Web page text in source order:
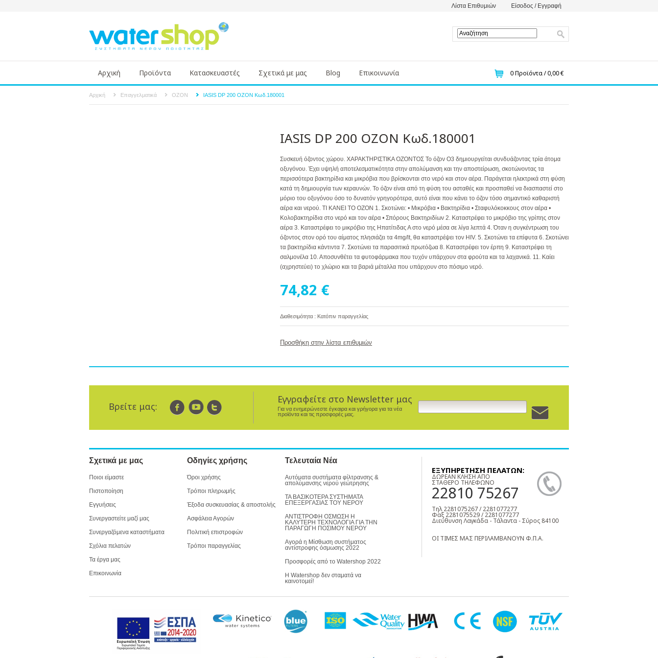
Λίστα Επιθυμιών Είσοδος / Εγγραφή
Αρχική Προϊόντα Κατασκευαστές Σχετικά με μας Blog Επικοινωνία 0Προϊόντα /0,00 €
Αρχική Επαγγελματικά ΟΖΟΝ IASIS DP 200 OZON Κωδ.180001
IASIS DP 200 OZON Κωδ.180001
Συσκευή όζοντος χώρου. ΧΑΡΑΚΤΗΡΙΣΤΙΚΑ ΟΖΟΝΤΟΣ Το όζον Ο3 δημιουργείται συνδυάζοντας τρία άτομα
οξυγόνου. Έχει υψηλή αποτελεσματικότητα στην απολύμανση και την αποστείρωση, σκοτώνοντας τα
περισσότερα βακτηρίδια και μικρόβια που βρίσκονται στο νερό και στον αέρα. Παράγεται ηλεκτρικά στη φύση
κατά τη δημιουργία των κεραυνών. Το όζον είναι από τη φύση του ασταθές και προσπαθεί να διασπαστεί στο
μόριο του οξυγόνου όσο το δυνατόν γρηγορότερα, αυτό είναι που κάνει το όζον τόσο σημαντικό καθαριστή
αέρα και νερού. ΤΙ ΚΑΝΕΙ ΤΟ ΟΖΟΝ 1. Σκοτώνει: • Μικρόβια • Βακτηρίδια • Σταφυλόκοκκους στον αέρα •
Κολοβακτηρίδια στο νερό και τον αέρα • Σπόρους Βακτηριδίων 2. Καταστρέφει το μικρόβιο της γρίπης στον
αέρα 3. Καταστρέφει το μικρόβιο της Ηπατίτιδας Α στο νερό μέσα σε λίγα λεπτά 4. Όταν η συγκέντρωση του
όζοντος στον ορό του αίματος πλησιάζει τα 4mg/lt, θα καταστρέψει τον HIV. 5. Σκοτώνει τα επίφυτα 6. Σκοτώνει
τα βακτηρίδια κάντιντα 7. Σκοτώνει τα παρασιτικά πρωτόζωα 8. Καταστρέφει τον έρπη 9. Καταστρέφει τη
σαλμονέλα 10. Αποσυνθέτει τα φυτοφάρμακα που τυχόν υπάρχουν στα φρούτα και τα λαχανικά. 11. Καίει
(αχρηστεύει) το χλώριο και τα βαριά μέταλλα που υπάρχουν στο πόσιμο νερό.
74,82 €
Διαθεσιμότητα : Κατόπιν παραγγελίας
Προσθήκη στην λίστα επιθυμιών
Βρείτε μας:
Εγγραφείτε στο Newsletter μας
Για να ενημερώνεστε έγκαιρα και γρήγορα για τα νέα
προϊόντα και τις προσφορές μας.
Σχετικά με μας
Ποιοι είμαστε
Πιστοποίηση
Εγγυήσεις
Συνεργαστείτε μαζί μας
Συνεργαζόμενα καταστήματα
Σχόλια πελατών
Τα έργα μας
Επικοινωνία
Οδηγίες χρήσης
Όροι χρήσης
Τρόποι πληρωμής
Έξοδα συσκευασίας & αποστολής
Ασφάλεια Αγορών
Πολιτική επιστροφών
Τρόποι παραγγελίας
Τελευταία Νέα
Αυτόματα συστήματα φίλτρανσης &
απολύμανσης νερού γεώτρησης
ΤΑ ΒΑΣΙΚΟΤΕΡΑ ΣΥΣΤΗΜΑΤΑ
ΕΠΕΞΕΡΓΑΣΙΑΣ ΤΟΥ ΝΕΡΟΥ
ΑΝΤΙΣΤΡΟΦΗ ΟΣΜΩΣΗ Η
ΚΑΛΥΤΕΡΗ ΤΕΧΝΟΛΟΓΙΑ ΓΙΑ ΤΗΝ
ΠΑΡΑΓΩΓΗ ΠΟΣΙΜΟΥ ΝΕΡΟΥ
Αγορά η Μίσθωση συστήματος
αντίστροφης όσμωσης 2022
Προσφορές από το Watershop 2022
Η Watershop δεν σταματά να
καινοτομεί!
ΕΞΥΠΗΡΕΤΗΣΗ ΠΕΛΑΤΩΝ:
ΔΩΡΕΑΝ ΚΛΗΣΗ ΑΠΟ
ΣΤΑΘΕΡΟ ΤΗΛΕΦΩΝΟ
22810 75267
Τηλ 2281075267 / 2281077277
Φαξ 2281075529 / 2281077277
Διεύθυνση Λαγκάδα - Τάλαντα - Σύρος 84100
ΟΙ ΤΙΜΕΣ ΜΑΣ ΠΕΡΙΛΑΜΒΑΝΟΥΝ Φ.Π.Α.